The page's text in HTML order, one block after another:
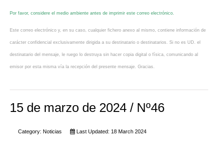
Por favor, considere el medio ambiente antes de imprimir este correo electrónico.
Este correo electrónico y, en su caso, cualquier fichero anexo al mismo, contiene información de
carácter confidencial exclusivamente dirigida a su destinatario o destinatarios. Si no es UD. el
destinatario del mensaje, le ruego lo destruya sin hacer copia digital o física, comunicando al
emisor por esta misma vía la recepción del presente mensaje. Gracias.
15 de marzo de 2024 / Nº46
Category: Noticias Last Updated: 18 March 2024